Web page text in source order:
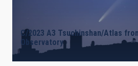
AUTHORED ON SORT BY
C/2023 A3 Tsuchinshan/Atlas
Observatory